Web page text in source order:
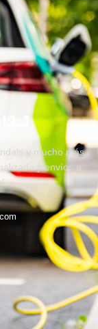
y mucho más
y envíos a